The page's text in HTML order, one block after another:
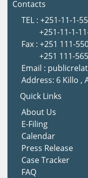
Contacts
TEL : +251-11-1-
+251-11-1-
Fax : +251 111-
+251 111-
Email :
Address: 6 Killo ,
Quick Links
About Us
E-Filing
Calendar
Press Release
Case Tracker
FAQ